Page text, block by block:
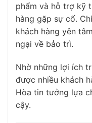
phẩm và hỗ trợ kỹ
hàng gặp sự cố.
khách hàng yên
ngại về bảo trì.
Nhờ những lợi ích
được nhiều khách
Hòa tin tưởng lựa
cậy.